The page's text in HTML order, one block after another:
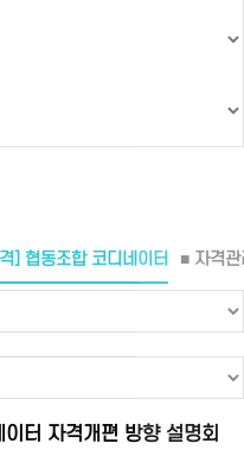
] 협동조합 코디네이터 ■ 자격
터 자격개편 방향 설명회